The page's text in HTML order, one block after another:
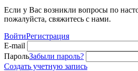
Если у Вас возникли вопросы по
пожалуйста, свяжитесь с нами.
ВойтиРегистрация
E-mail
ПарольЗабыли пароль?
Создать учетную запись